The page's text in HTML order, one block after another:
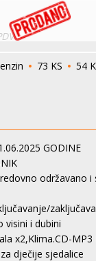
73 KS 54
GODINE
održavano i
visini i dubini
x2,Klima.CD-MP3
dječije sjedalice